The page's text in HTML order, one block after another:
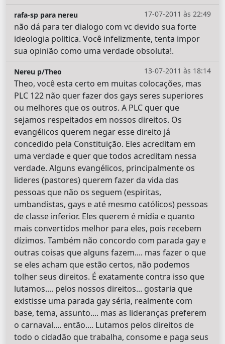
17-07-2011 às 22:49
rafa-sp para nereu
não dá para ter dialogo com vc devido sua forte
ideologia politica. Você infelizmente, tenta impor
sua opinião como uma verdade obsoluta!.
13-07-2011 às 18:14
Nereu p/Theo
Theo, você esta certo em muitas colocações, mas
PLC 122 não quer fazer dos gays seres superiores
ou melhores que os outros. A PLC quer que
sejamos respeitados em nossos direitos. Os
evangélicos querem negar esse direito já
concedido pela Constituição. Eles acreditam em
uma verdade e quer que todos acreditam nessa
verdade. Alguns evangélicos, principalmente os
lideres (pastores) querem fazer da vida das
pessoas que não os seguem (espiritas,
umbandistas, gays e até mesmo católicos) pessoas
de classe inferior. Eles querem é mídia e quanto
mais convertidos melhor para eles, pois recebem
dízimos. Também não concordo com parada gay e
outras coisas que alguns fazem.... mas fazer o que
se eles acham que estão certos, não podemos
tolher seus direitos. É exatamente contra isso que
lutamos.... pelos nossos direitos... gostaria que
existisse uma parada gay séria, realmente com
base, tema, assunto.... mas as lideranças preferem
o carnaval.... então.... Lutamos pelos direitos de
todo o cidadão que trabalha, consome e paga seus